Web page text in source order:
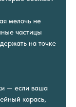
мелочь не
частицы
на точке
— если ваша
карась,